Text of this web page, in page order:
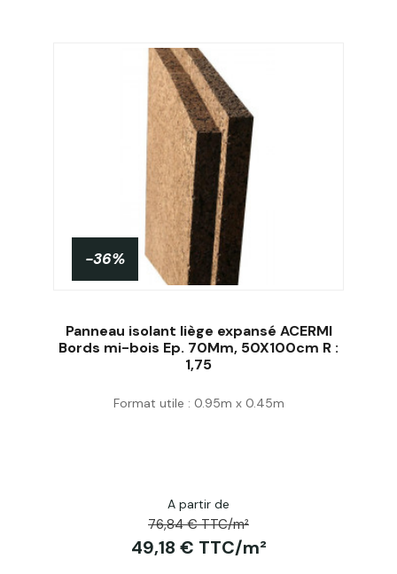
-36%
Panneau isolant liège expansé ACERMI
Bords mi-bois Ep. 70Mm, 50X100cm R :
1,75
Format utile : 0.95m x 0.45m
A partir de
76,84 € TTC/m²
49,18 € TTC/m²